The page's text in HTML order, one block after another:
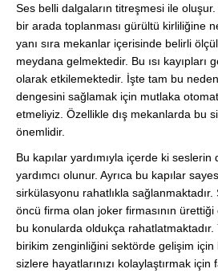
Ses belli dalgaların titreşmesi ile
bir arada toplanması gürültü kirliliğine
yanı sıra mekanlar içerisinde belirli
meydana gelmektedir. Bu ısı kayıpları
olarak etkilemektedir. İşte tam bu
dengesini sağlamak için mutlaka
etmeliyiz. Özellikle dış mekanlarda bu
önemlidir.
Bu kapılar yardımıyla içerde ki seslerin
yardımcı olunur. Ayrıca bu kapılar
sirkülasyonu rahatlıkla sağlanmaktadır.
öncü firma olan joker firmasının
bu konularda oldukça rahatlatmaktadır.
birikim zenginliğini sektörde gelişim için
sizlere hayatlarınızı kolaylaştırmak için